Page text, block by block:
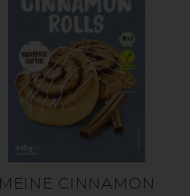
MEINE CINNAMON